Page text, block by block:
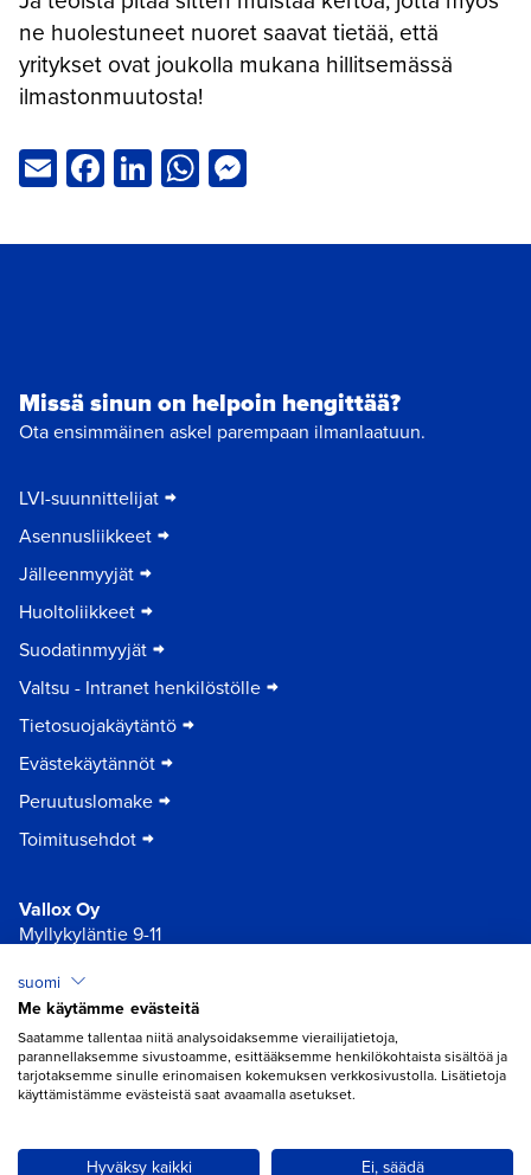
ne huolestuneet nuoret saavat tietää, että
yritykset ovat joukolla mukana hillitsemässä
ilmastonmuutosta!
EmailFacebook
LinkedIn
WhatsApp
Missä sinun on helpoin hengittää?
Ota ensimmäinen askel parempaan ilmanlaatuun.
LVI-suunnittelijat
Asennusliikkeet
Jälleenmyyjät
Huoltoliikkeet
Suodatinmyyjät
Valtsu - Intranet henkilöstölle
Tietosuojakäytäntö
Evästekäytännöt
Peruutuslomake
Toimitusehdot
Vallox Oy
Myllykyläntie 9-11
Chat
Tarvitsetko apua ilmanvaihtoon?
Avaa chat
suomi
Me käytämme evästeitä
Saatamme tallentaa niitä analysoidaksemme vierailijatietoja,
parannellaksemme sivustoamme, esittääksemme henkilökohtaista sisältöä ja
tarjotaksemme sinulle erinomaisen kokemuksen verkkosivustolla. Lisätietoja
käyttämistämme evästeistä saat avaamalla asetukset.
Hyväksy kaikki Ei, säädä